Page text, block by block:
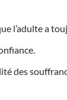
l’adulte a
des